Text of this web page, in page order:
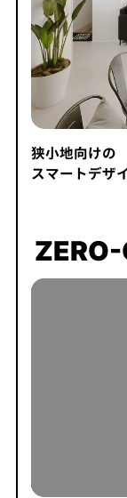
狭小地向けの
スマートデザ
ZERO-